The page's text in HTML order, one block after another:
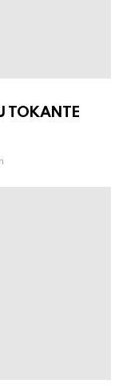
TOKANTE